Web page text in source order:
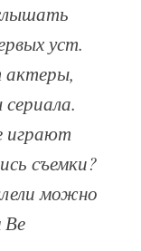
уст.
играют
съемки?
можно
Ве